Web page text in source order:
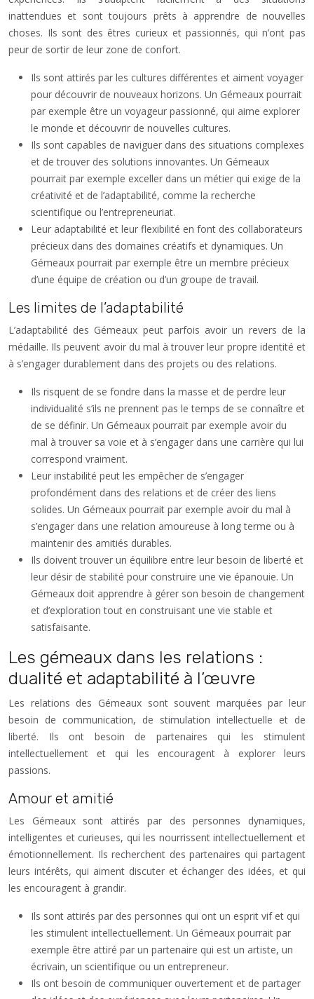
inattendues et sont toujours prêts à apprendre de nouvelles
choses. Ils sont des êtres curieux et passionnés, qui n’ont pas
peur de sortir de leur zone de confort.
Ils sont attirés par les cultures différentes et aiment voyager
pour découvrir de nouveaux horizons. Un Gémeaux pourrait
par exemple être un voyageur passionné, qui aime explorer
le monde et découvrir de nouvelles cultures.
Ils sont capables de naviguer dans des situations complexes
et de trouver des solutions innovantes. Un Gémeaux
pourrait par exemple exceller dans un métier qui exige de la
créativité et de l’adaptabilité, comme la recherche
scientifique ou l’entrepreneuriat.
Leur adaptabilité et leur flexibilité en font des collaborateurs
précieux dans des domaines créatifs et dynamiques. Un
Gémeaux pourrait par exemple être un membre précieux
d’une équipe de création ou d’un groupe de travail.
Les limites de l’adaptabilité
L’adaptabilité des Gémeaux peut parfois avoir un revers de la
médaille. Ils peuvent avoir du mal à trouver leur propre identité et
à s’engager durablement dans des projets ou des relations.
Ils risquent de se fondre dans la masse et de perdre leur
individualité s’ils ne prennent pas le temps de se connaître et
de se définir. Un Gémeaux pourrait par exemple avoir du
mal à trouver sa voie et à s’engager dans une carrière qui lui
correspond vraiment.
Leur instabilité peut les empêcher de s’engager
profondément dans des relations et de créer des liens
solides. Un Gémeaux pourrait par exemple avoir du mal à
s’engager dans une relation amoureuse à long terme ou à
maintenir des amitiés durables.
Ils doivent trouver un équilibre entre leur besoin de liberté et
leur désir de stabilité pour construire une vie épanouie. Un
Gémeaux doit apprendre à gérer son besoin de changement
et d’exploration tout en construisant une vie stable et
satisfaisante.
Les gémeaux dans les relations :
dualité et adaptabilité à l’œuvre
Les relations des Gémeaux sont souvent marquées par leur
besoin de communication, de stimulation intellectuelle et de
liberté. Ils ont besoin de partenaires qui les stimulent
intellectuellement et qui les encouragent à explorer leurs
passions.
Amour et amitié
Les Gémeaux sont attirés par des personnes dynamiques,
intelligentes et curieuses, qui les nourrissent intellectuellement et
émotionnellement. Ils recherchent des partenaires qui partagent
leurs intérêts, qui aiment discuter et échanger des idées, et qui
les encouragent à grandir.
Ils sont attirés par des personnes qui ont un esprit vif et qui
les stimulent intellectuellement. Un Gémeaux pourrait par
exemple être attiré par un partenaire qui est un artiste, un
écrivain, un scientifique ou un entrepreneur.
Ils ont besoin de communiquer ouvertement et de partager